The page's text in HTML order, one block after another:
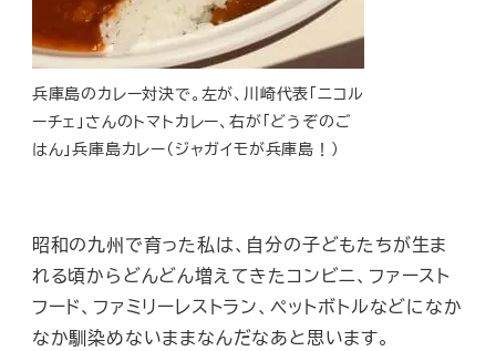
兵庫島のカレー対決で。左が、川崎代表「ニコル
ーチェ」さんのトマトカレー、右が「どうぞのご
はん」兵庫島カレー（ジャガイモが兵庫島！）
昭和の九州で育った私は、自分の子どもたちが生ま
れる頃からどんどん増えてきたコンビニ、ファースト
フード、ファミリーレストラン、ペットボトルなどになか
なか馴染めないままなんだなあと思います。